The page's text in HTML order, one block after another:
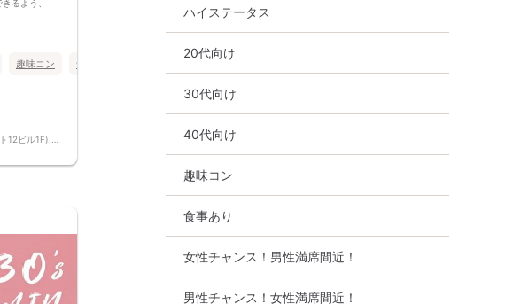
るよう、
と悩むこ
場合
趣味コン 食事あり
ハイステータス
20代向け
30代向け
40代向け
趣味コン
食事あり
女性チャンス！男性満席間近！
男性チャンス！女性満席間近！